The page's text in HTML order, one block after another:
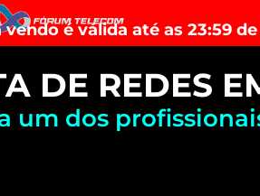
é válida até as 23:59
DE REDES
um dos